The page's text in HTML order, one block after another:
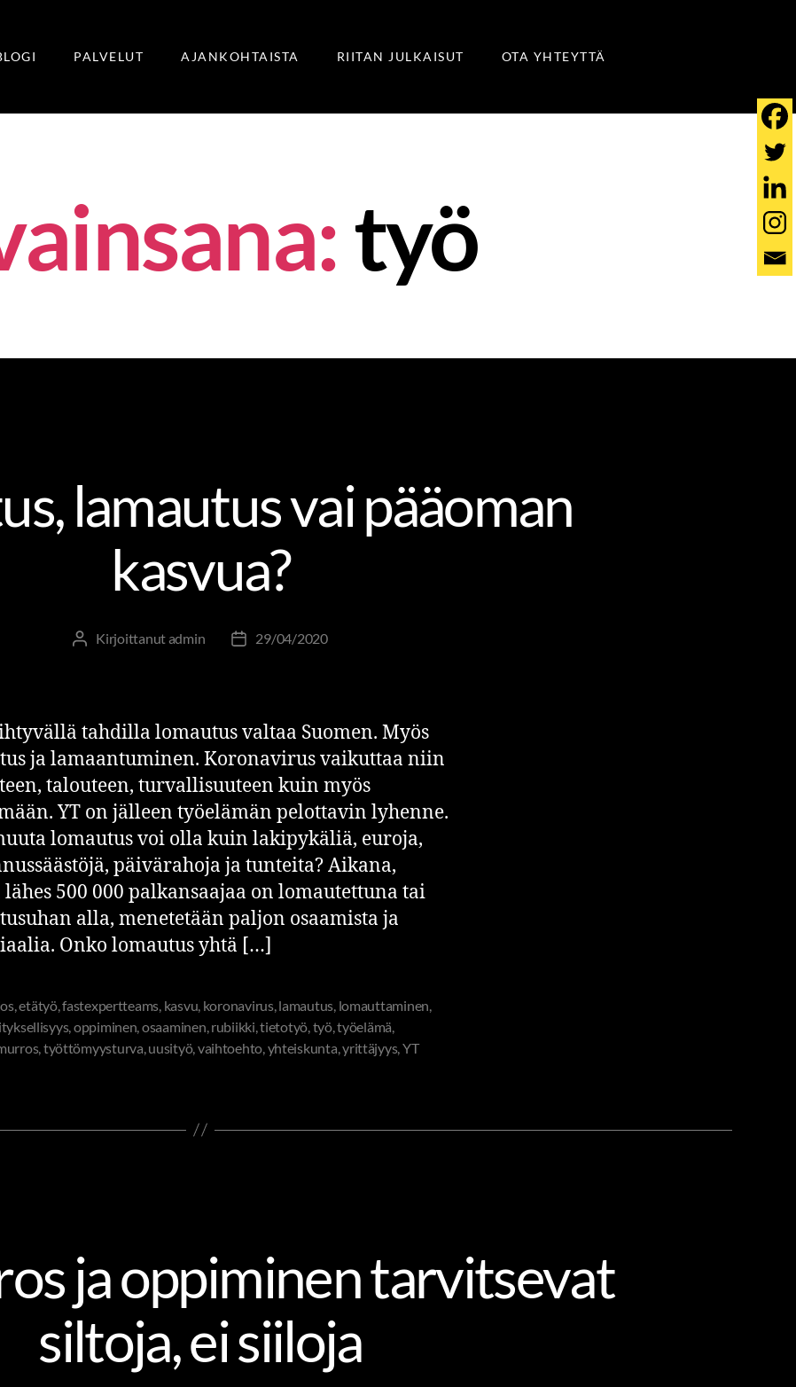
PALVELUT AJANKOHTAISTA RIITAN JULKAISUT OTA YHTEYTTÄ
työ
lamautus vai pääoman
kasvua?
Kirjoittanutadmin 29/04/2020
tahdilla lomautus valtaa Suomen. Myös
ja lamaantuminen. Koronavirus vaikuttaa niin
talouteen, turvallisuuteen kuin myös
YT on jälleen työelämän pelottavin lyhenne.
lomautus voi olla kuin lakipykäliä, euroja,
päivärahoja ja tunteita? Aikana,
500 000 palkansaajaa on lomautettuna tai
alla, menetetään paljon osaamista ja
Onko lomautus yhtä […]
,etätyö,fastexpertteams kasvu koronavirus, lamautus lomauttaminen
, oppiminen osaaminen rubiikki ,tietotyö työ,työelämä
, työttömyysturva uusityö, vaihtoehto yhteiskunta ,yrittäjyys, YT
ja oppiminen tarvitsevat
siltoja, ei siiloja